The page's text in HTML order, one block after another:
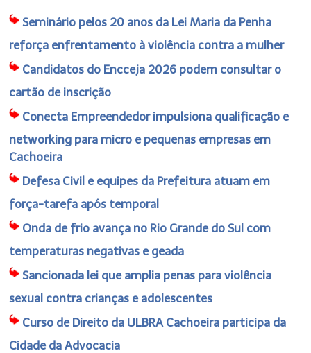
Seminário pelos 20 anos da Lei Maria da Penha
reforça enfrentamento à violência contra a mulher
Candidatos do Encceja 2026 podem consultar o
cartão de inscrição
Conecta Empreendedor impulsiona qualificação e
networking para micro e pequenas empresas em
Cachoeira
Defesa Civil e equipes da Prefeitura atuam em
força-tarefa após temporal
Onda de frio avança no Rio Grande do Sul com
temperaturas negativas e geada
Sancionada lei que amplia penas para violência
sexual contra crianças e adolescentes
Curso de Direito da ULBRA Cachoeira participa da
Cidade da Advocacia